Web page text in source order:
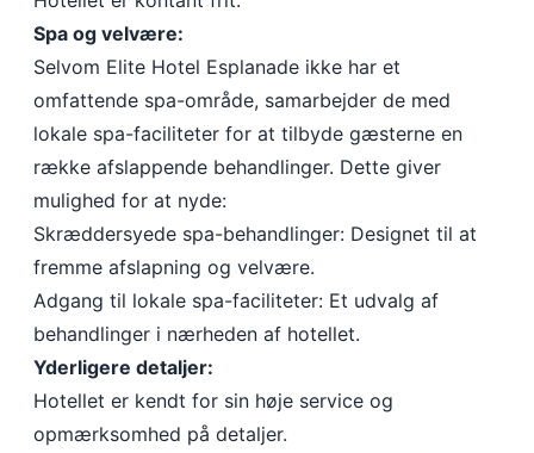
Spa og velvære:
Selvom Elite Hotel Esplanade ikke har et
omfattende spa-område, samarbejder de med
lokale spa-faciliteter for at tilbyde gæsterne en
række afslappende behandlinger. Dette giver
mulighed for at nyde:
Skræddersyede spa-behandlinger: Designet til at
fremme afslapning og velvære.
Adgang til lokale spa-faciliteter: Et udvalg af
behandlinger i nærheden af hotellet.
Yderligere detaljer:
Hotellet er kendt for sin høje service og
opmærksomhed på detaljer.